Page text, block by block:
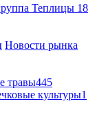
Теплицы 18
Новости рынка
травы445
культуры1